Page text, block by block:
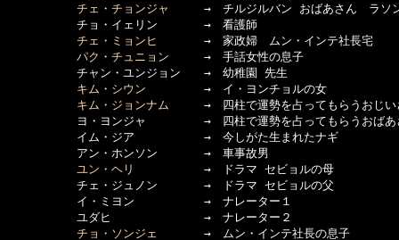
チェ・チョンジャ
→　チルジルバン おばあさん　ラソ
チョ・イェリン　　　　→　看護師
チェ・ミョンヒ
→　家政婦　ムン・インテ社長宅
パク・チュニョン →　手話女性の息子
チャン・ユンジョン　　→　幼稚園 先生
キム・シウン →　イ・ヨンチョルの女
キム・ジョンナム →　四柱で運勢を占ってもらうおじい
ヨ・ヨンジャ　　　　　→　四柱で運勢を占ってもらうおばあ
イム・ジア　　　　　　→　今しがた生まれたナギ
アン・ホンソン　　　　→　車事故男
ユン・ヘリ
→　ドラマ セビョルの母
チェ・ジュノン　　　　→　ドラマ セビョルの父
イ・ミヨン　　　　　　→　ナレーター１
ユダヒ　　　　　　　　→　ナレーター２
チョ・ソンジェ →　ムン・インテ社長の息子